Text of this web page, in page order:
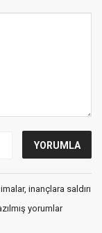
inançlara saldırı
yorumlar